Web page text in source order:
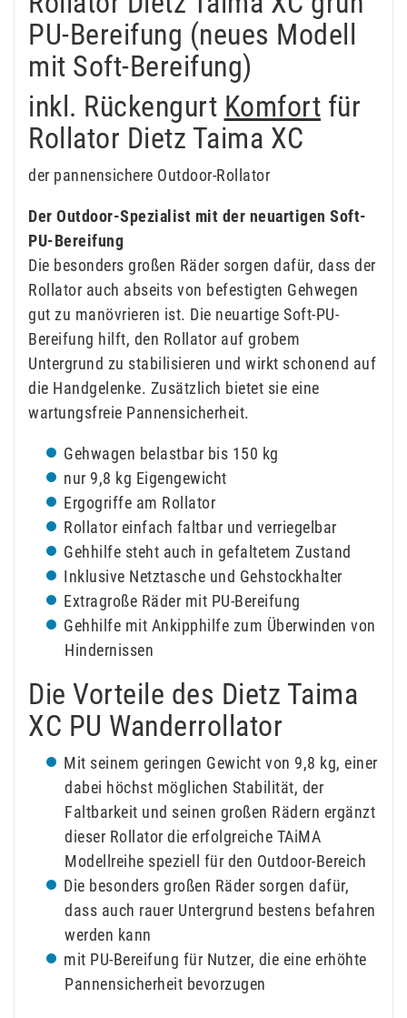
PU-Bereifung (neues Modell
mit Soft-Bereifung)
inkl. Rückengurt Komfort für
Rollator Dietz Taima XC
der pannensichere Outdoor-Rollator
Der Outdoor-Spezialist mit der neuartigen Soft-
PU-Bereifung
Die besonders großen Räder sorgen dafür, dass der
Rollator auch abseits von befestigten Gehwegen
gut zu manövrieren ist. Die neuartige Soft-PU-
Bereifung hilft, den Rollator auf grobem
Untergrund zu stabilisieren und wirkt schonend auf
die Handgelenke. Zusätzlich bietet sie eine
wartungsfreie Pannensicherheit.
Gehwagen belastbar bis 150 kg
nur 9,8 kg Eigengewicht
Ergogriffe am Rollator
Rollator einfach faltbar und verriegelbar
Gehhilfe steht auch in gefaltetem Zustand
Inklusive Netztasche und Gehstockhalter
Extragroße Räder mit PU-Bereifung
Gehhilfe mit Ankipphilfe zum Überwinden von
Hindernissen
Die Vorteile des Dietz Taima
XC PU Wanderrollator
Mit seinem geringen Gewicht von 9,8 kg, einer
dabei höchst möglichen Stabilität, der
Faltbarkeit und seinen großen Rädern ergänzt
dieser Rollator die erfolgreiche TAiMA
Modellreihe speziell für den Outdoor-Bereich
Die besonders großen Räder sorgen dafür,
dass auch rauer Untergrund bestens befahren
werden kann
mit PU-Bereifung für Nutzer, die eine erhöhte
Pannensicherheit bevorzugen